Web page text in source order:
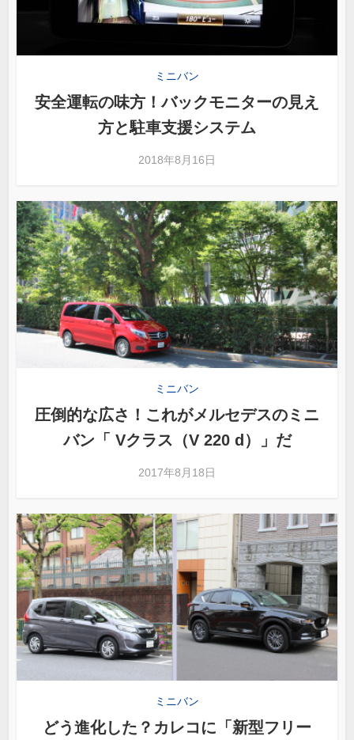
ミニバン
安全運転の味方！バックモニターの見え
方と駐車支援システム
2018年8月16日
ミニバン
圧倒的な広さ！これがメルセデスのミニ
バン「 Vクラス（V 220 d）」だ
2017年8月18日
ミニバン
どう進化した？カレコに「新型フリー